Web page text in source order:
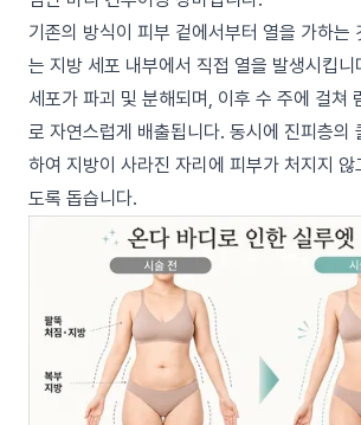
기존의 방식이 피부 겉에서부터 열을 가하는
는 지방 세포 내부에서 직접 열을 발생시킵
세포가 파괴 및 분해되며, 이후 수 주에 걸쳐
로 자연스럽게 배출됩니다. 동시에 진피층의
하여 지방이 사라진 자리에 피부가 처지지 않
도록 돕습니다.